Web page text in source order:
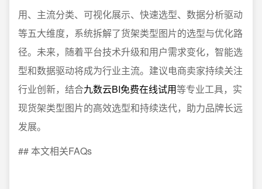
用、主流分类、可视化展示、快速选型、数据分析驱动
等五大维度，系统拆解了货架类型图片的选型与优化路
径。未来，随着平台技术升级和用户需求变化，智能选
型和数据驱动将成为行业主流。建议电商卖家持续关注
行业创新，结合九数云BI免费在线试用等专业工具，实
现货架类型图片的高效选型和持续迭代，助力品牌长远
发展。
## 本文相关FAQs